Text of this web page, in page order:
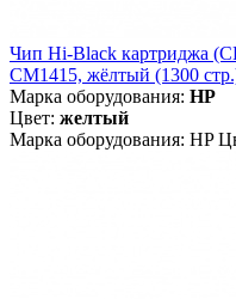
Чип Hi-Black картриджа
CM1415, жёлтый (1300
Марка оборудования: HP
Цвет: желтый
Марка оборудования: HP